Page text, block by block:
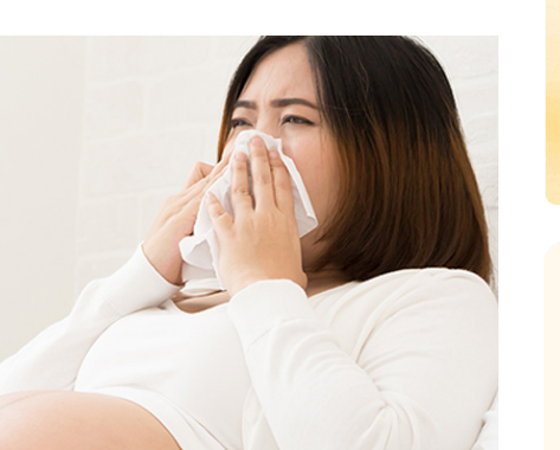
- Y diệu thuốc nam Hội Đau Xương Khớp -